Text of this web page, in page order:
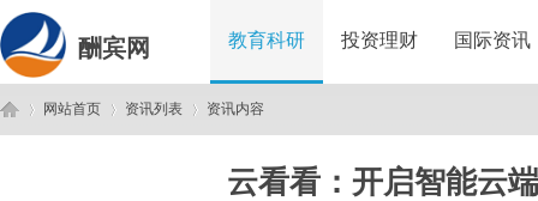
酬宾网 教育科研 投资理财 国际资讯
网站首页 资讯列表 资讯内容
云看看：开启智能云